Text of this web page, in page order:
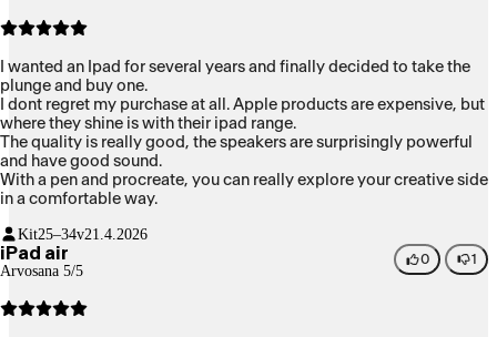
I wanted an Ipad for several years and finally decided to take the
plunge and buy one.
I dont regret my purchase at all. Apple products are expensive, but
where they shine is with their ipad range.
The quality is really good, the speakers are surprisingly powerful
and have good sound.
With a pen and procreate, you can really explore your creative side
in a comfortable way.
Kit25–34v21.4.2026
iPad air
Arvosana 5/5
0 1